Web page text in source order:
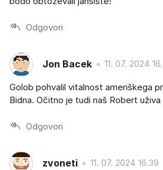
Odgovori
Jon Bacek 11. 07. 2024
Golob pohvalil vitalnost ameriškega
Bidna. Očitno je tudi naš Robert
Odgovori
zvoneti 11. 07. 2024 16.39